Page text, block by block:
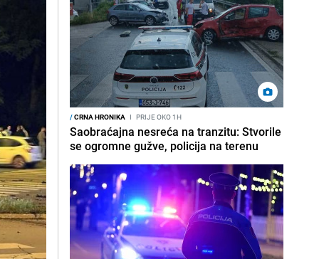
/CRNA HRONIKA I PRIJE OKO 1H
Saobraćajna nesreća na tranzitu: Stvorile
se ogromne gužve, policija na terenu